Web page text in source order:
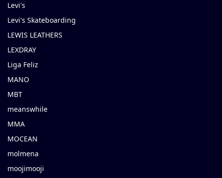
Levi's
Levi's Skateboarding
LEWIS LEATHERS
LEXDRAY
Liga Feliz
MANO
MBT
meanswhile
MMA
MOCEAN
molmena
moojimooji